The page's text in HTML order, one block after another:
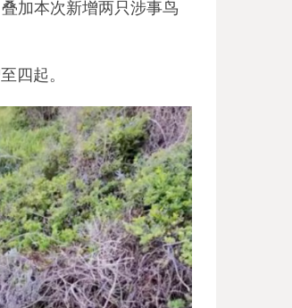
加本次新增两只涉事鸟
四起。